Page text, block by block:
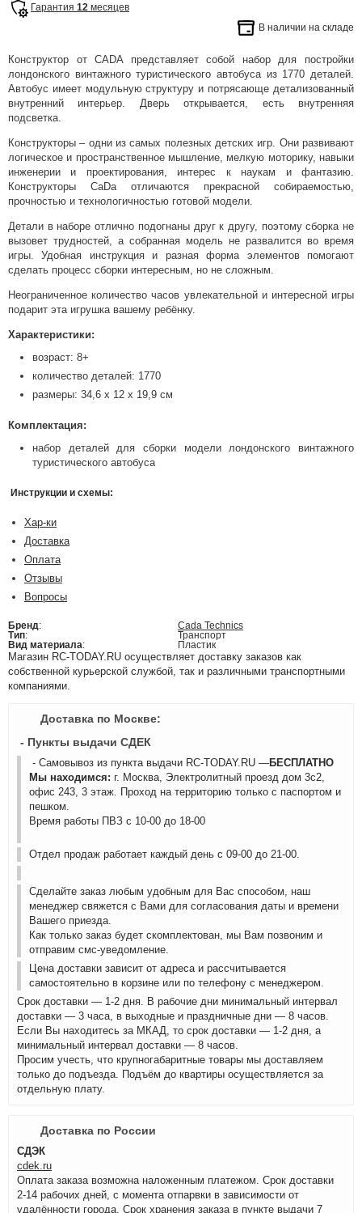
Гарантия 12 месяцев
В наличии на складе
Конструктор от CADA представляет собой набор для постройки
лондонского винтажного туристического автобуса из 1770 деталей.
Автобус имеет модульную структуру и потрясающе детализованный
внутренний интерьер. Дверь открывается, есть внутренняя
подсветка.
Конструкторы – одни из самых полезных детских игр. Они развивают
логическое и пространственное мышление, мелкую моторику, навыки
инженерии и проектирования, интерес к наукам и фантазию.
Конструкторы CaDa отличаются прекрасной собираемостью,
прочностью и технологичностью готовой модели.
Детали в наборе отлично подогнаны друг к другу, поэтому сборка не
вызовет трудностей, а собранная модель не развалится во время
игры. Удобная инструкция и разная форма элементов помогают
сделать процесс сборки интересным, но не сложным.
Неограниченное количество часов увлекательной и интересной игры
подарит эта игрушка вашему ребёнку.
Характеристики:
возраст: 8+
количество деталей: 1770
размеры: 34,6 х 12 х 19,9 см
Комплектация:
набор деталей для сборки модели лондонского винтажного
туристического автобуса
Инструкции и схемы:
Хар-ки
Доставка
Оплата
Отзывы
Вопросы
Бренд:
Cada Technics
Тип:
Транспорт
Вид материала: Пластик
Магазин RC-TODAY.RU осуществляет доставку заказов как
собственной курьерской службой, так и различными транспортными
компаниями.
Доставка по Москве:
- Пункты выдачи СДЕК
- Самовывоз из пункта выдачи RC-TODAY.RU —БЕСПЛАТНО
Мы находимся: г. Москва, Электролитный проезд дом 3с2,
офис 243, 3 этаж. Проход на территорию только с паспортом и
пешком.
Время работы ПВЗ с 10-00 до 18-00
Отдел продаж работает каждый день с 09-00 до 21-00.
Сделайте заказ любым удобным для Вас способом, наш
менеджер свяжется с Вами для согласования даты и времени
Вашего приезда.
Как только заказ будет скомплектован, мы Вам позвоним и
отправим смс-уведомление.
Цена доставки зависит от адреса и рассчитывается
самостоятельно в корзине или по телефону с менеджером.
Срок доставки — 1-2 дня. В рабочие дни минимальный интервал
доставки — 3 часа, в выходные и праздничные дни — 8 часов.
Если Вы находитесь за МКАД, то срок доставки — 1-2 дня, а
минимальный интервал доставки — 8 часов.
Просим учесть, что крупногабаритные товары мы доставляем
только до подъезда. Подъём до квартиры осуществляется за
отдельную плату.
Доставка по России
СДЭК
cdek.ru
Оплата заказа возможна наложенным платежом. Срок доставки
2-14 рабочих дней, с момента отпарвки в зависимости от
удалённости города. Срок хранения заказа в пункте выдачи 7